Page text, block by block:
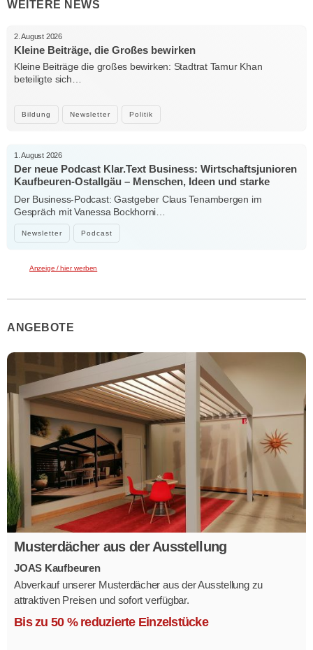
WEITERE NEWS
Bildung Newsletter Politik
2. August 2026
Kleine Beiträge, die Großes bewirken
Kleine Beiträge die großes bewirken: Stadtrat Tamur Khan
beteiligte sich…
Newsletter Podcast
1. August 2026
Der neue Podcast Klar.Text Business: Wirtschaftsjunioren
Kaufbeuren-Ostallgäu – Menschen, Ideen und starke
Verbindungen
Der Business-Podcast: Gastgeber Claus Tenambergen im
Gespräch mit Vanessa Bockhorni…
Anzeige / hier werben
ANGEBOTE
Musterdächer aus der Ausstellung
JOAS Kaufbeuren
Abverkauf unserer Musterdächer aus der Ausstellung zu
attraktiven Preisen und sofort verfügbar.
Mehrere Modelle in verschiedenen Ausführungen.
Bis zu 50 % reduzierte Einzelstücke